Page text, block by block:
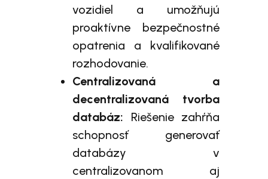
vozidiel a umožňujú
proaktívne bezpečnostné
opatrenia a kvalifikované
rozhodovanie.
Centralizovaná a
decentralizovaná tvorba
databáz: Riešenie zahŕňa
schopnosť generovať
databázy v
centralizovanom aj